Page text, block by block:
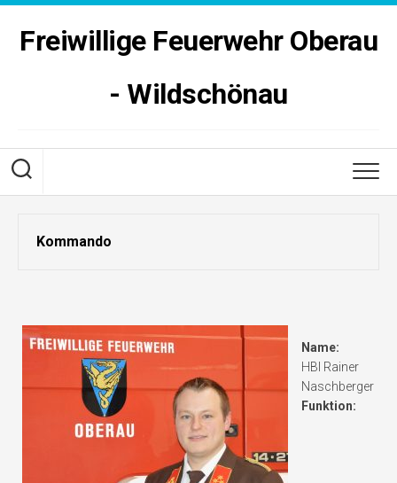
Skip
contentFreiwillige Feuerwehr Oberau
- Wildschönau
Kommando
Name:
HBI Rainer
Naschberger
Funktion: